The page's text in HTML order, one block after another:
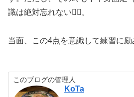
識は絶対忘れない🙅‍♂️。
当面、この4点を意識して練習に励
このブログの管理人
KoTa